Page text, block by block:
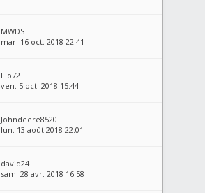
MWDS
mar. 16 oct. 2018 22:41
Flo72
ven. 5 oct. 2018 15:44
Johndeere8520
lun. 13 août 2018 22:01
david24
sam. 28 avr. 2018 16:58